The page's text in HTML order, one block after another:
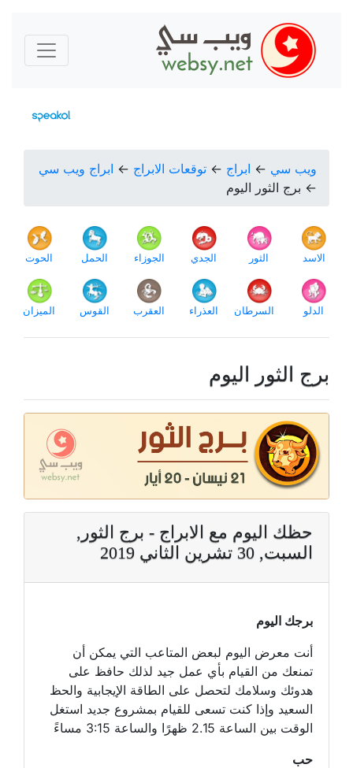
ويب سي ← ابراج ← توقعات الابراج ← ابراج ويب سي
← برج الثور اليوم
الاسد الثور الجدي الجوزاء الحمل الحوت
الدلو السرطان العذراء العقرب القوس الميزان
برج الثور اليوم
حظك اليوم مع الابراج - برج الثور,
السبت, 30 تشرين الثاني 2019
برجك اليوم
أنت معرض اليوم لبعض المتاعب التي يمكن أن
تمنعك من القيام بأي عمل جيد لذلك حافظ على
هدوئك وسلامك لتحصل على الطاقة الإيجابية والحظ
السعيد وإذا كنت تسعى للقيام بمشروع جديد استغل
الوقت بين الساعة 2.15 ظهرًا والساعة 3:15 مساءً
حب